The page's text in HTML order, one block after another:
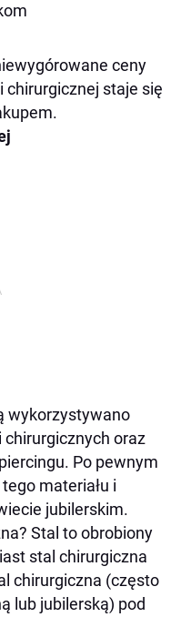
ceny
chirurgicznej staje się
wykorzystywano
chirurgicznych oraz
Po pewnym
materiału i
jubilerskim.
Stal to obrobiony
stal chirurgiczna
chirurgiczna (często
lub jubilerską) pod